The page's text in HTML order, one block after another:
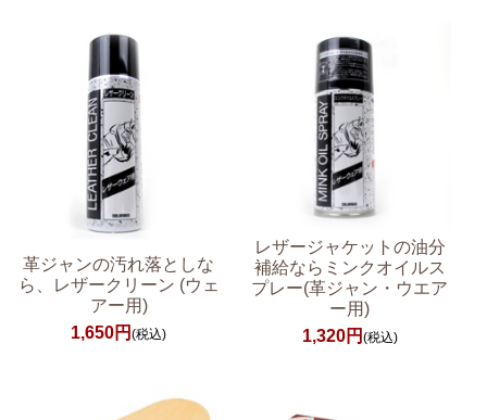
革ジャンの汚れ落としな
ら、レザークリーン (ウェ
アー用)
1,650円(税込)
レザージャケットの油分
補給ならミンクオイルス
プレー(革ジャン・ウエア
ー用)
1,320円 (税込)